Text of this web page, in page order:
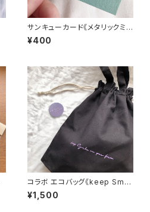
サンキューカード《メタリックミン
ト》
¥400
コラボ エコバッグ《keep Smil
e on your face》
¥1,500